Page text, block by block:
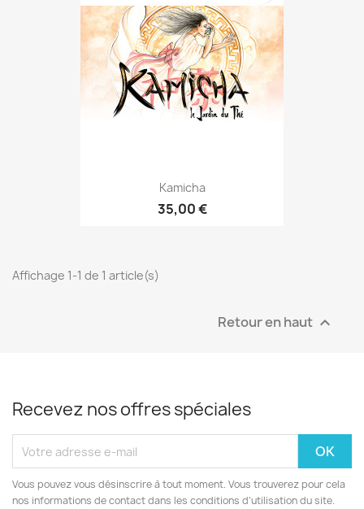
Kamicha
35,00 €
Affichage 1-1 de 1 article(s)
Retour en haut 
Recevez nos offres spéciales
Vous pouvez vous désinscrire à tout moment. Vous trouverez pour cela
nos informations de contact dans les conditions d'utilisation du site.